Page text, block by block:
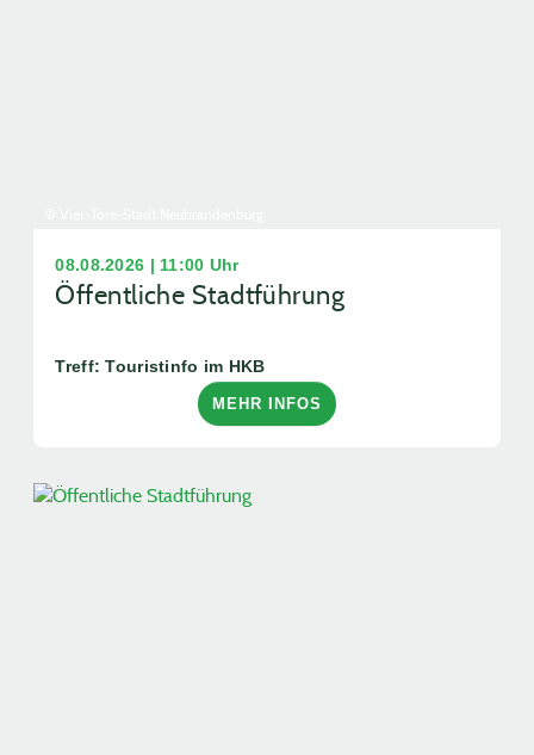
08.08.2026 | 11:00 Uhr
Öffentliche Stadtführung
Treff: Touristinfo im HKB
MEHR INFOS